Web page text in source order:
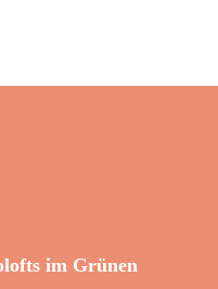
im Grünen